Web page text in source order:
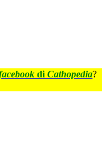
di Cathopedia?